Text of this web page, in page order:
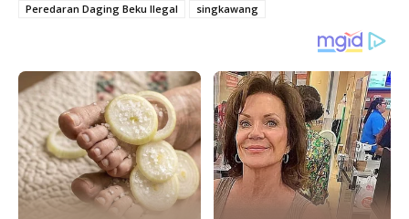
Peredaran Daging Beku Ilegal
singkawang